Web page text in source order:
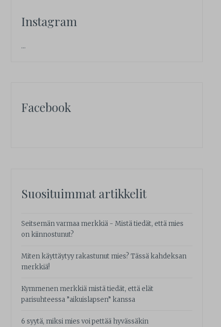
Instagram
…
Facebook
Suosituimmat artikkelit
Seitsemän varmaa merkkiä - Mistä tiedät, että mies
on kiinnostunut?
Miten käyttäytyy rakastunut mies? Tässä kahdeksan
merkkiä!
Kymmenen merkkiä mistä tiedät, että elät
parisuhteessa ”aikuislapsen” kanssa
6 syytä, miksi mies voi pettää hyvässäkin